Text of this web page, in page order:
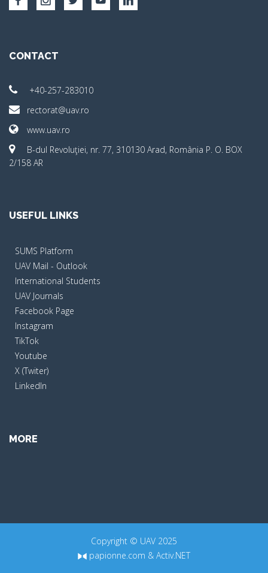
CONTACT
+40-257-283010
rectorat@uav.ro
www.uav.ro
B-dul Revoluţiei, nr. 77, 310130 Arad, România P. O. BOX
2/158 AR
USEFUL LINKS
SUMS Platform
UAV Mail - Outlook
International Students
UAV Journals
Facebook Page
Instagram
TikTok
Youtube
X (Twiter)
LinkedIn
MORE
Copyright © UAV 2025
papionne.com &Activ.NET